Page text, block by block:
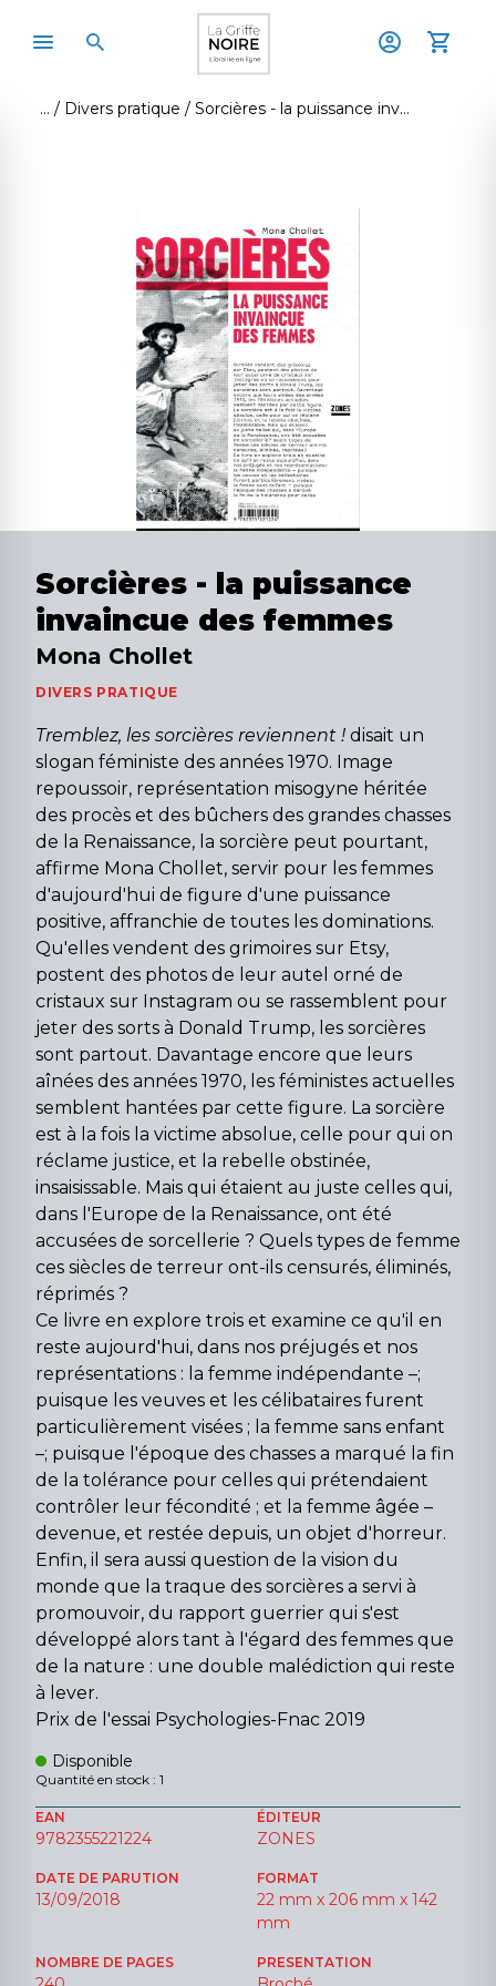
Divers pratique Sorcières - la puissance invaincue des femmes
Sorcières - la puissance
invaincue des femmes
Mona Chollet
DIVERS PRATIQUE
Tremblez, les sorcières reviennent ! disait un
slogan féministe des années 1970. Image
repoussoir, représentation misogyne héritée
des procès et des bûchers des grandes chasses
de la Renaissance, la sorcière peut pourtant,
affirme Mona Chollet, servir pour les femmes
d'aujourd'hui de figure d'une puissance
positive, affranchie de toutes les dominations.
Qu'elles vendent des grimoires sur Etsy,
postent des photos de leur autel orné de
cristaux sur Instagram ou se rassemblent pour
jeter des sorts à Donald Trump, les sorcières
sont partout. Davantage encore que leurs
aînées des années 1970, les féministes actuelles
semblent hantées par cette figure. La sorcière
est à la fois la victime absolue, celle pour qui on
réclame justice, et la rebelle obstinée,
insaisissable. Mais qui étaient au juste celles qui,
dans l'Europe de la Renaissance, ont été
accusées de sorcellerie ? Quels types de femme
ces siècles de terreur ont-ils censurés, éliminés,
réprimés ?
Ce livre en explore trois et examine ce qu'il en
reste aujourd'hui, dans nos préjugés et nos
représentations : la femme indépendante –;
puisque les veuves et les célibataires furent
particulièrement visées ; la femme sans enfant
–; puisque l'époque des chasses a marqué la fin
de la tolérance pour celles qui prétendaient
contrôler leur fécondité ; et la femme âgée –
devenue, et restée depuis, un objet d'horreur.
Enfin, il sera aussi question de la vision du
monde que la traque des sorcières a servi à
promouvoir, du rapport guerrier qui s'est
développé alors tant à l'égard des femmes que
de la nature : une double malédiction qui reste
à lever.
Prix de l'essai Psychologies-Fnac 2019
Disponible
Quantité en stock : 1
EAN
9782355221224
ÉDITEUR
ZONES
DATE DE PARUTION
13/09/2018
FORMAT
22 mm x 206 mm x 142
mm
NOMBRE DE PAGES PRESENTATION